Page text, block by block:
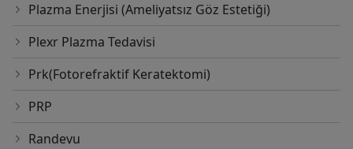
Plazma Enerjisi (Ameliyatsız Göz Estetiği)
Plexr Plazma Tedavisi
Prk(Fotorefraktif Keratektomi)
PRP
Randevu